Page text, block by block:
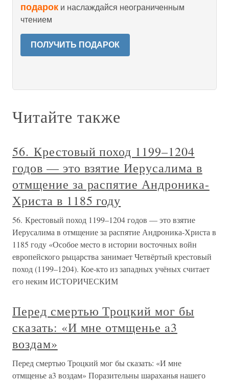
подарок и наслаждайся неограниченным
чтением
ПОЛУЧИТЬ ПОДАРОК
Читайте также
56. Крестовый поход 1199–1204
годов — это взятие Иерусалима в
отмщение за распятие Андроника-
Христа в 1185 году
56. Крестовый поход 1199–1204 годов — это взятие
Иерусалима в отмщение за распятие Андроника-Христа в
1185 году «Особое место в истории восточных войн
европейского рыцарства занимает Четвёртый крестовый
поход (1199–1204). Кое-кто из западных учёных считает
его неким ИСТОРИЧЕСКИМ
Перед смертью Троцкий мог бы
сказать: «И мне отмщенье a3
воздам»
Перед смертью Троцкий мог бы сказать: «И мне
отмщенье a3 воздам» Поразительны шараханья нашего